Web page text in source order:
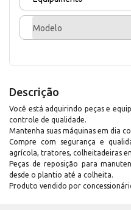
Modelo
Descrição
Você está adquirindo peças e
controle de qualidade.
Mantenha suas máquinas em dia
Compre com segurança e
agrícola, tratores, colheitadeiras
Peças de reposição para
desde o plantio até a colheita.
Produto vendido por